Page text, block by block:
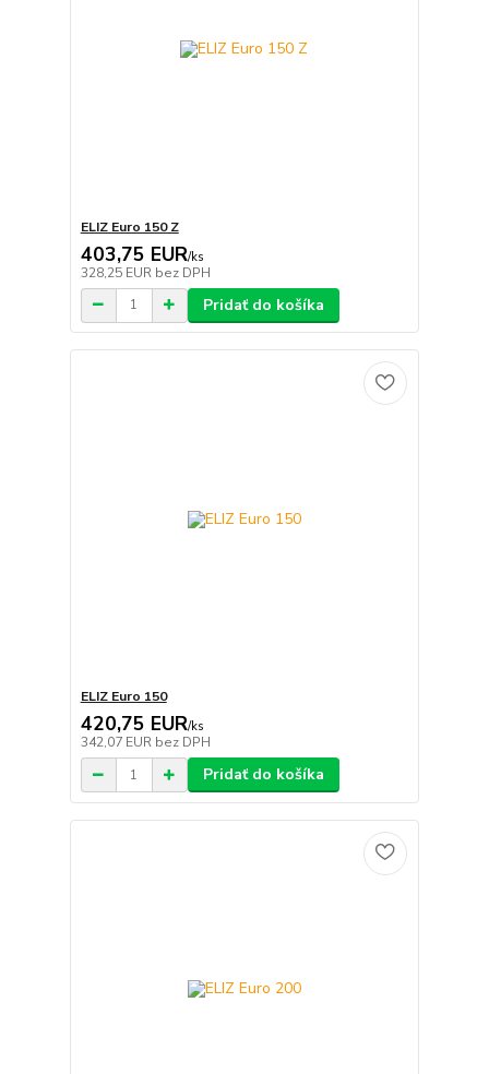
ELIZ Euro 150 Z
403,75 EUR/ks
328,25 EUR bez DPH
Pridať do košíka
ELIZ Euro 150
420,75 EUR/ks
342,07 EUR bez DPH
Pridať do košíka